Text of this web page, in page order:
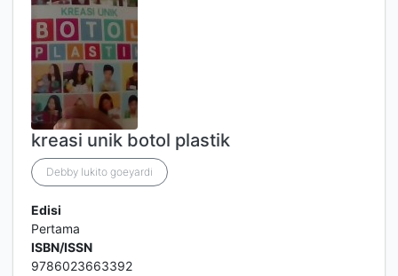
kreasi unik botol plastik
Debby lukito goeyardi
Edisi
Pertama
ISBN/ISSN
9786023663392